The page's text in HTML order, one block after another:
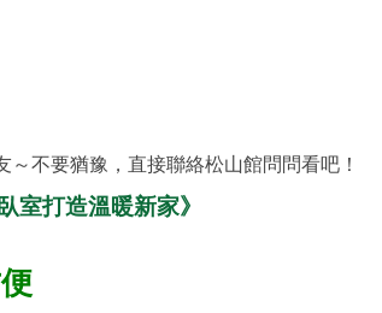
不要猶豫，直接聯絡松山館問問看吧！
室打造溫暖新家》